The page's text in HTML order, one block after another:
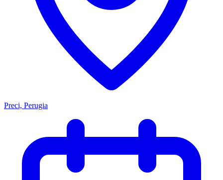
Preci, Perugia